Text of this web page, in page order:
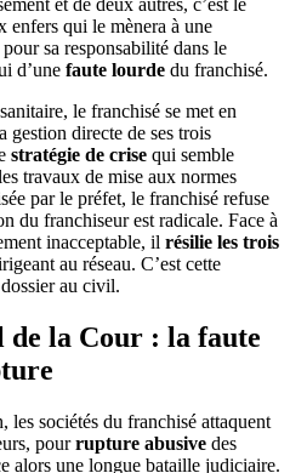
et de deux autres, c’est le
enfers qui le mènera à une
sa responsabilité dans le
d’une faute lourde du franchisé.
le franchisé se met en
gestion directe de ses trois
stratégie de crise qui semble
travaux de mise aux normes
par le préfet, le franchisé refuse
du franchiseur est radicale. Face à
inacceptable, il résilie les trois
au réseau. C’est cette
au civil.
la Cour : la faute
les sociétés du franchisé attaquent
pourrupture abusive des
alors une longue bataille judiciaire.